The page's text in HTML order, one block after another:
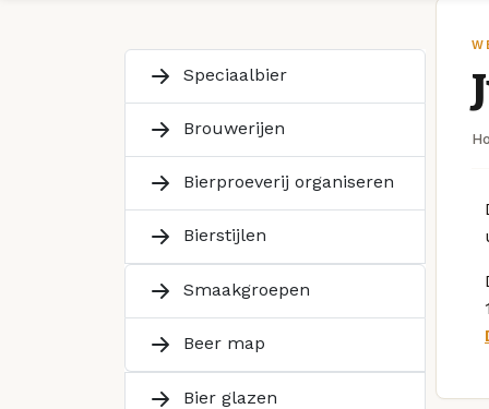
Speciaalbier
Brouwerijen
Bierproeverij organiseren
Bierstijlen
Smaakgroepen
Beer map
Bier glazen